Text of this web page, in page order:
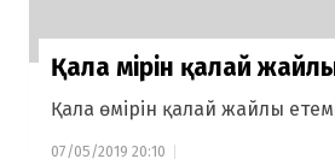
Қала өмірін қалай
Қала өмірін қалай жайлы
07/05/2019 20:10